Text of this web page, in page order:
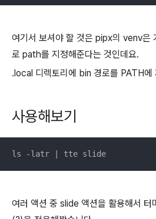
여기서 보셔야 할 것은 pipx의 venv은
로 path를 지정해준다는 것인데요.
.local 디렉토리에 bin 경로를 PATH에
사용해보기
ls -latr | tte slide
여러 액션 중 slide 액션을 활용해서 터